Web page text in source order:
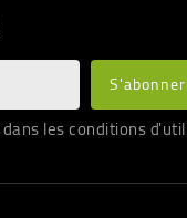
les conditions